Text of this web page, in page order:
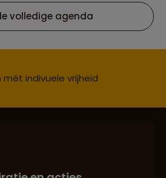
volledige agenda
voor mens, cultuur en milieu
mét indivuele vrijheid
reisadvies